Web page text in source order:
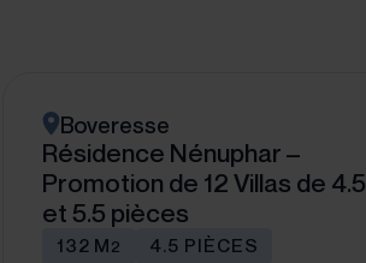
Boveresse
Résidence Nénuphar –
Promotion de 12 Villas de 4.5
et 5.5 pièces
132 M2
4.5 PIÈCES